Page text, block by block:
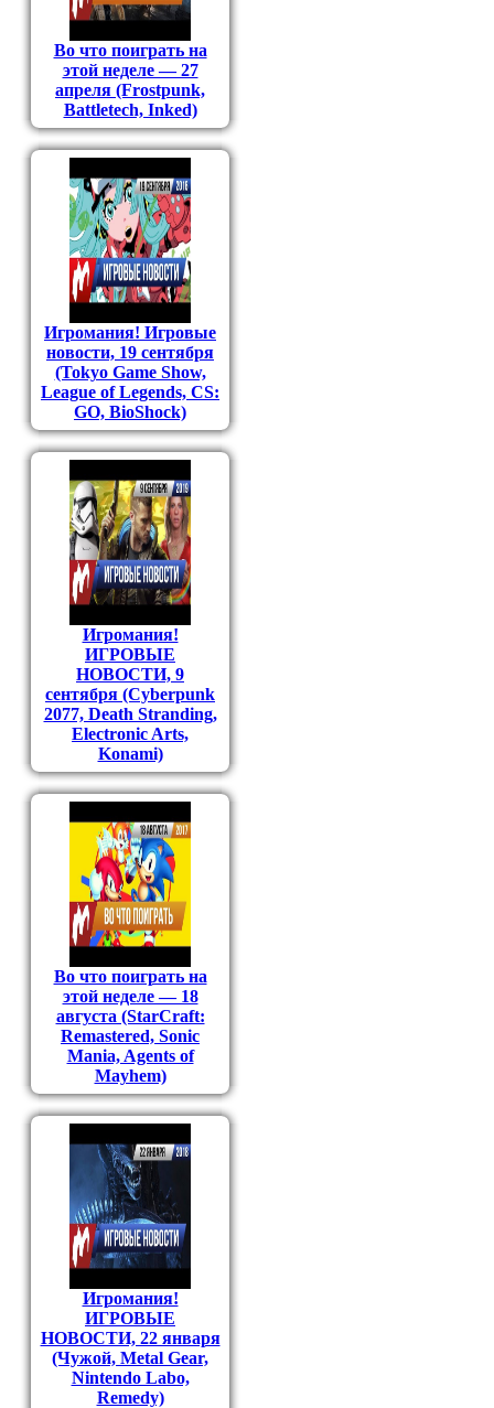
Во что поиграть на
этой неделе — 27
апреля (Frostpunk,
Battletech, Inked)
Игромания! Игровые
новости, 19 сентября
(Tokyo Game Show,
League of Legends, CS:
GO, BioShock)
Игромания!
ИГРОВЫЕ
НОВОСТИ, 9
сентября (Cyberpunk
2077, Death Stranding,
Electronic Arts,
Konami)
Во что поиграть на
этой неделе — 18
августа (StarCraft:
Remastered, Sonic
Mania, Agents of
Mayhem)
Игромания!
ИГРОВЫЕ
НОВОСТИ, 22 января
(Чужой, Metal Gear,
Nintendo Labo,
Remedy)